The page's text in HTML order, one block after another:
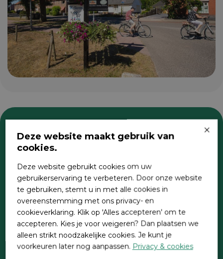
Zoeken
Direct contact
×
Deze website maakt gebruik van
cookies.
Deze website gebruikt cookies om uw
gebruikerservaring te verbeteren. Door onze website
te gebruiken, stemt u in met alle cookies in
overeenstemming met ons privacy- en
cookieverklaring. Klik op 'Alles accepteren' om te
accepteren. Kies je voor weigeren? Dan plaatsen we
alleen strikt noodzakelijke cookies. Je kunt je
voorkeuren later nog aanpassen. Privacy & cookies